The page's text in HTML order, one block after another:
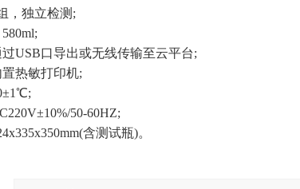
独立检测;
口导出或无线传输至云平台;
热敏打印机;
50-60HZ;
含测试瓶)。